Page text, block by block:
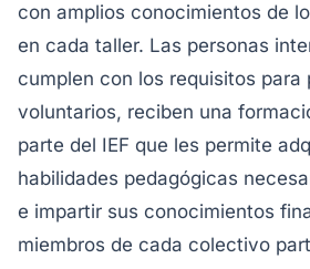
con amplios conocimientos de
en cada taller. Las personas
cumplen con los requisitos para
voluntarios, reciben una
parte del IEF que les permite
habilidades pedagógicas
e impartir sus conocimientos
miembros de cada colectivo